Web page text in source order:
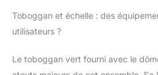
pour
Toboggan et échelle : des
utilisateurs ?
Le toboggan vert fourni avec le